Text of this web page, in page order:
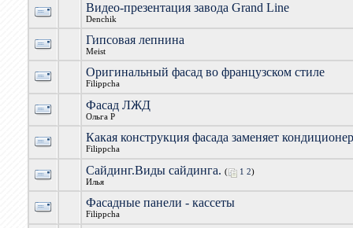
Видео-презентация завода Grand Line
Denchik
Гипсовая лепнина
Meist
Оригинальный фасад во французском стиле
Filippcha
Фасад ЛЖД
Ольга Р
Какая конструкция фасада заменяет
Filippcha
Сайдинг.Виды сайдинга. ( 1 2)
Илья
Фасадные панели - кассеты
Filippcha